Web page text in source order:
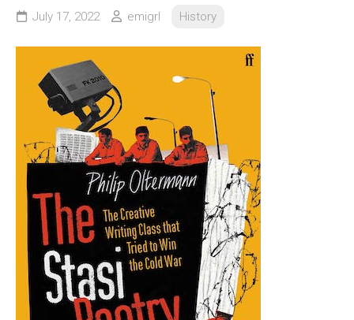
July 17, 2022 emigrl History